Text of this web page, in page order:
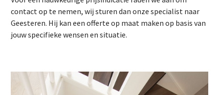
contact op te nemen, wij sturen dan onze specialist naar
Geesteren. Hij kan een offerte op maat maken op basis van
jouw specifieke wensen en situatie.